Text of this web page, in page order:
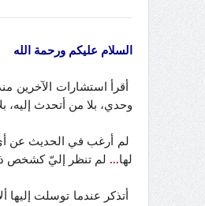
السلام عليكم ورحمة الله
أقرأ استشارات الآخرين
وحدي، بلا من أتحدث إليه،
لم أرغب في الحديث عن
لها... لم تنظر إليّ كشخص ذي
أتذكر عندما توسلت إليها